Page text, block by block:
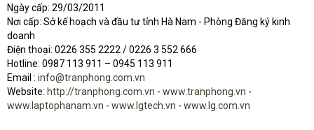
Ngày cấp: 29/03/2011
Nơi cấp: Sở kế hoạch và đầu tư tỉnh Hà Nam - Phòng Đăng ký kinh
doanh
Điện thoại: 0226 355 2222 / 0226 3 552 666
Hotine: 0987 113 911 – 0945 113 911
Email : info@tranphong.com.vn
Website: http://tranphong.com.vn - www.tranphong.vn -
www.laptophanam.vn - www.lgtech.vn - www.lg.com.vn